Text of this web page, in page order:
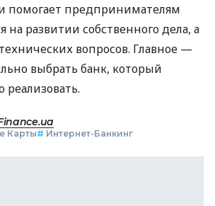
помогает предпринимателям
на развитии собственного дела, а
вопросов. Главное —
выбрать банк, который
реализовать.
Карты# Интернет-Банкинг